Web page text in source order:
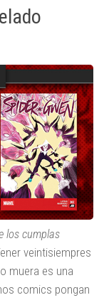
los cumplas
veintisiempres
muera es una
comics pongan